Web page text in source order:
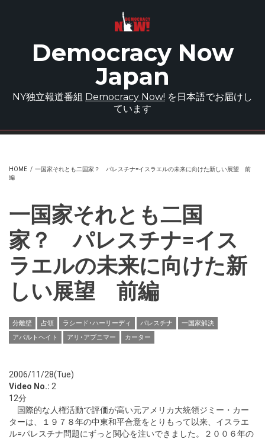
Democracy Now
Japan
NY独立報道番組 Democracy Now! を日本語でお届けし
ています
HOME / 一国家それとも二国家？ パレスチナ=イスラエルの未来に向けた新しい展望 前
編
一国家それとも二国
家？ パレスチナ=イス
ラエルの未来に向けた新
しい展望 前編
分離壁 占領 ラシード･ハーリーディ パレスチナ
一国家解決
アパルトヘイト
アリ･アブニマー カーター
2006/11/28(Tue)
Video No.: 2
12分
国際的な人権活動で評価が高い元アメリカ大統領ジミー・カー
ターは、１９７８年の中東和平合意をとりもって以来、イスラエ
ル=パレスチナ問題にずっと関心を注いできました。２００６年の